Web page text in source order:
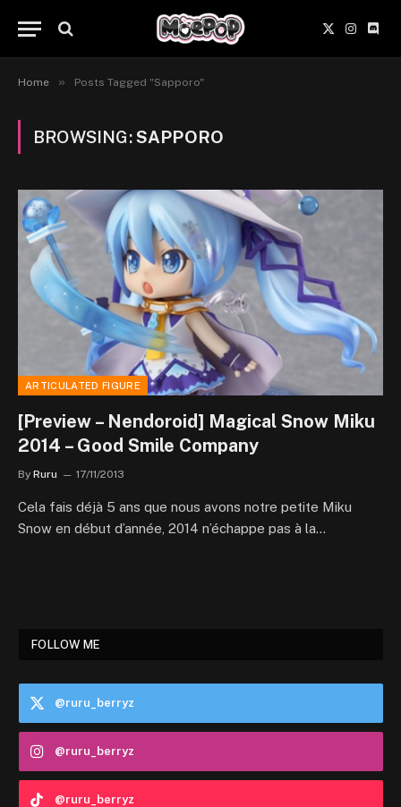
X
(Twitter)
Home » Posts Tagged "Sapporo"
BROWSING:SAPPORO
ARTICULATED FIGURE
[Preview – Nendoroid] Magical Snow Miku
2014 – Good Smile Company
By Ruru 17/11/2013
Cela fais déjà 5 ans que nous avons notre petite Miku
Snow en début d’année, 2014 n’échappe pas à la…
FOLLOW ME
@ruru_berryz
@ruru_berryz
@ruru_berryz